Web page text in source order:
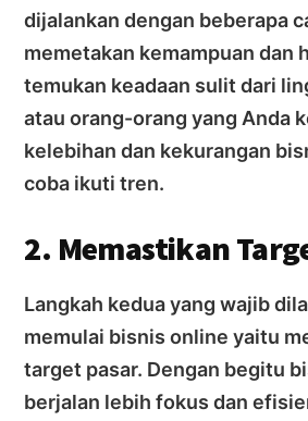
dijalankan dengan beberapa
memetakan kemampuan dan
temukan keadaan sulit dari
atau orang-orang yang Anda
kelebihan dan kekurangan
coba ikuti tren.
2. Memastikan
Langkah kedua yang wajib
memulai bisnis online yaitu
target pasar. Dengan begitu
berjalan lebih fokus dan